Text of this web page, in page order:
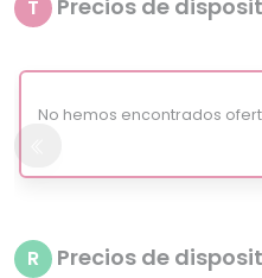
T Precios de
No hemos encontrados
R Precios de